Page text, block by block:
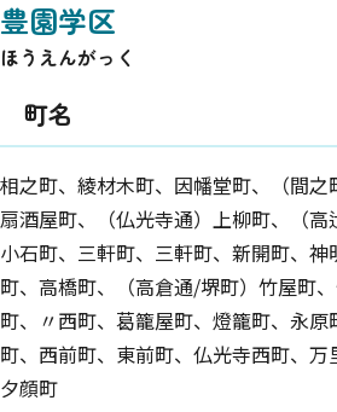
豊園学区
ほうえんがっく
町名
相之町、綾材木町、因幡堂町、（間之
扇酒屋町、（仏光寺通）上柳町、（高
小石町、三軒町、三軒町、新開町、
町、高橋町、（高倉通/堺町）竹屋町
町、〃西町、葛籠屋町、燈籠町、永
町、西前町、東前町、仏光寺西町、万
夕顔町